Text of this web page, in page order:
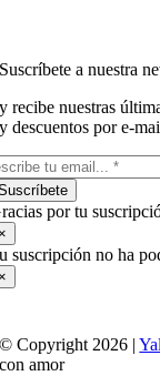
Suscríbete a nuestra
y recibe nuestras
y descuentos por e-
por tu
suscripción no ha
© Copyright 2026 |
con amor